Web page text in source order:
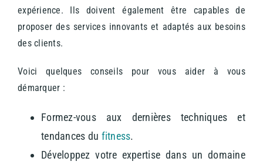
expérience. Ils doivent également être capables de
proposer des services innovants et adaptés aux besoins
des clients.
Voici quelques conseils pour vous aider à vous
démarquer :
Formez-vous aux dernières techniques et
tendances du fitness.
Développez votre expertise dans un domaine